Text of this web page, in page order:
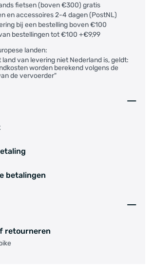
fietsen (boven €300) gratis
en accessoires 2-4 dagen (PostNL)
bij een bestelling boven €100
bestellingen tot €100 +€9,99
landen:
land van levering niet Nederland is, geldt:
worden berekend volgens de
de vervoerder"
betalingen
retourneren